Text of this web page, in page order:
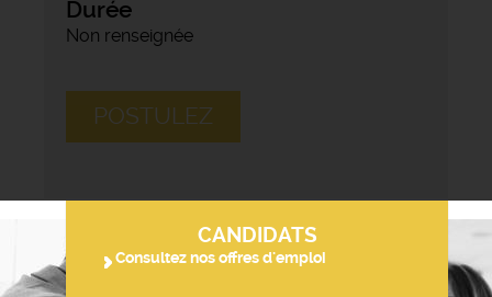
Durée
Non renseignée
POSTULEZ
CANDIDATS
Consultez nos offres d'emploi